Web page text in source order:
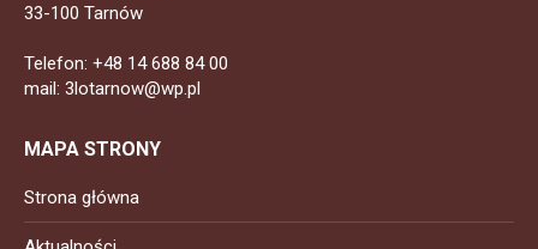
33-100 Tarnów
Telefon: +48 14 688 84 00
mail: 3lotarnow@wp.pl
MAPA STRONY
Strona główna